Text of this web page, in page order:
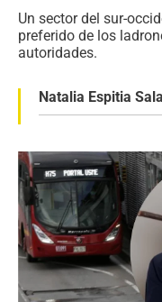
Un sector del sur-
preferido de los
autoridades.
Natalia Espitia